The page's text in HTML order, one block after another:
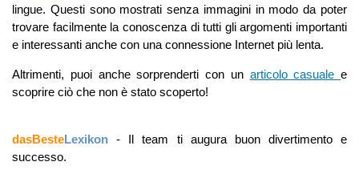
lingue. Questi sono mostrati senza immagini in modo da poter
trovare facilmente la conoscenza di tutti gli argomenti importanti
e interessanti anche con una connessione Internet più lenta.
Altrimenti, puoi anche sorprenderti con un articolo casuale e
scoprire ciò che non è stato scoperto!
dasBesteLexikon - Il team ti augura buon divertimento e
successo.